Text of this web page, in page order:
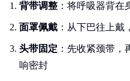
背带调整 ：将呼吸器背
面罩佩戴 ：从下巴往上
头带固定 ：先收紧颈带
响密封